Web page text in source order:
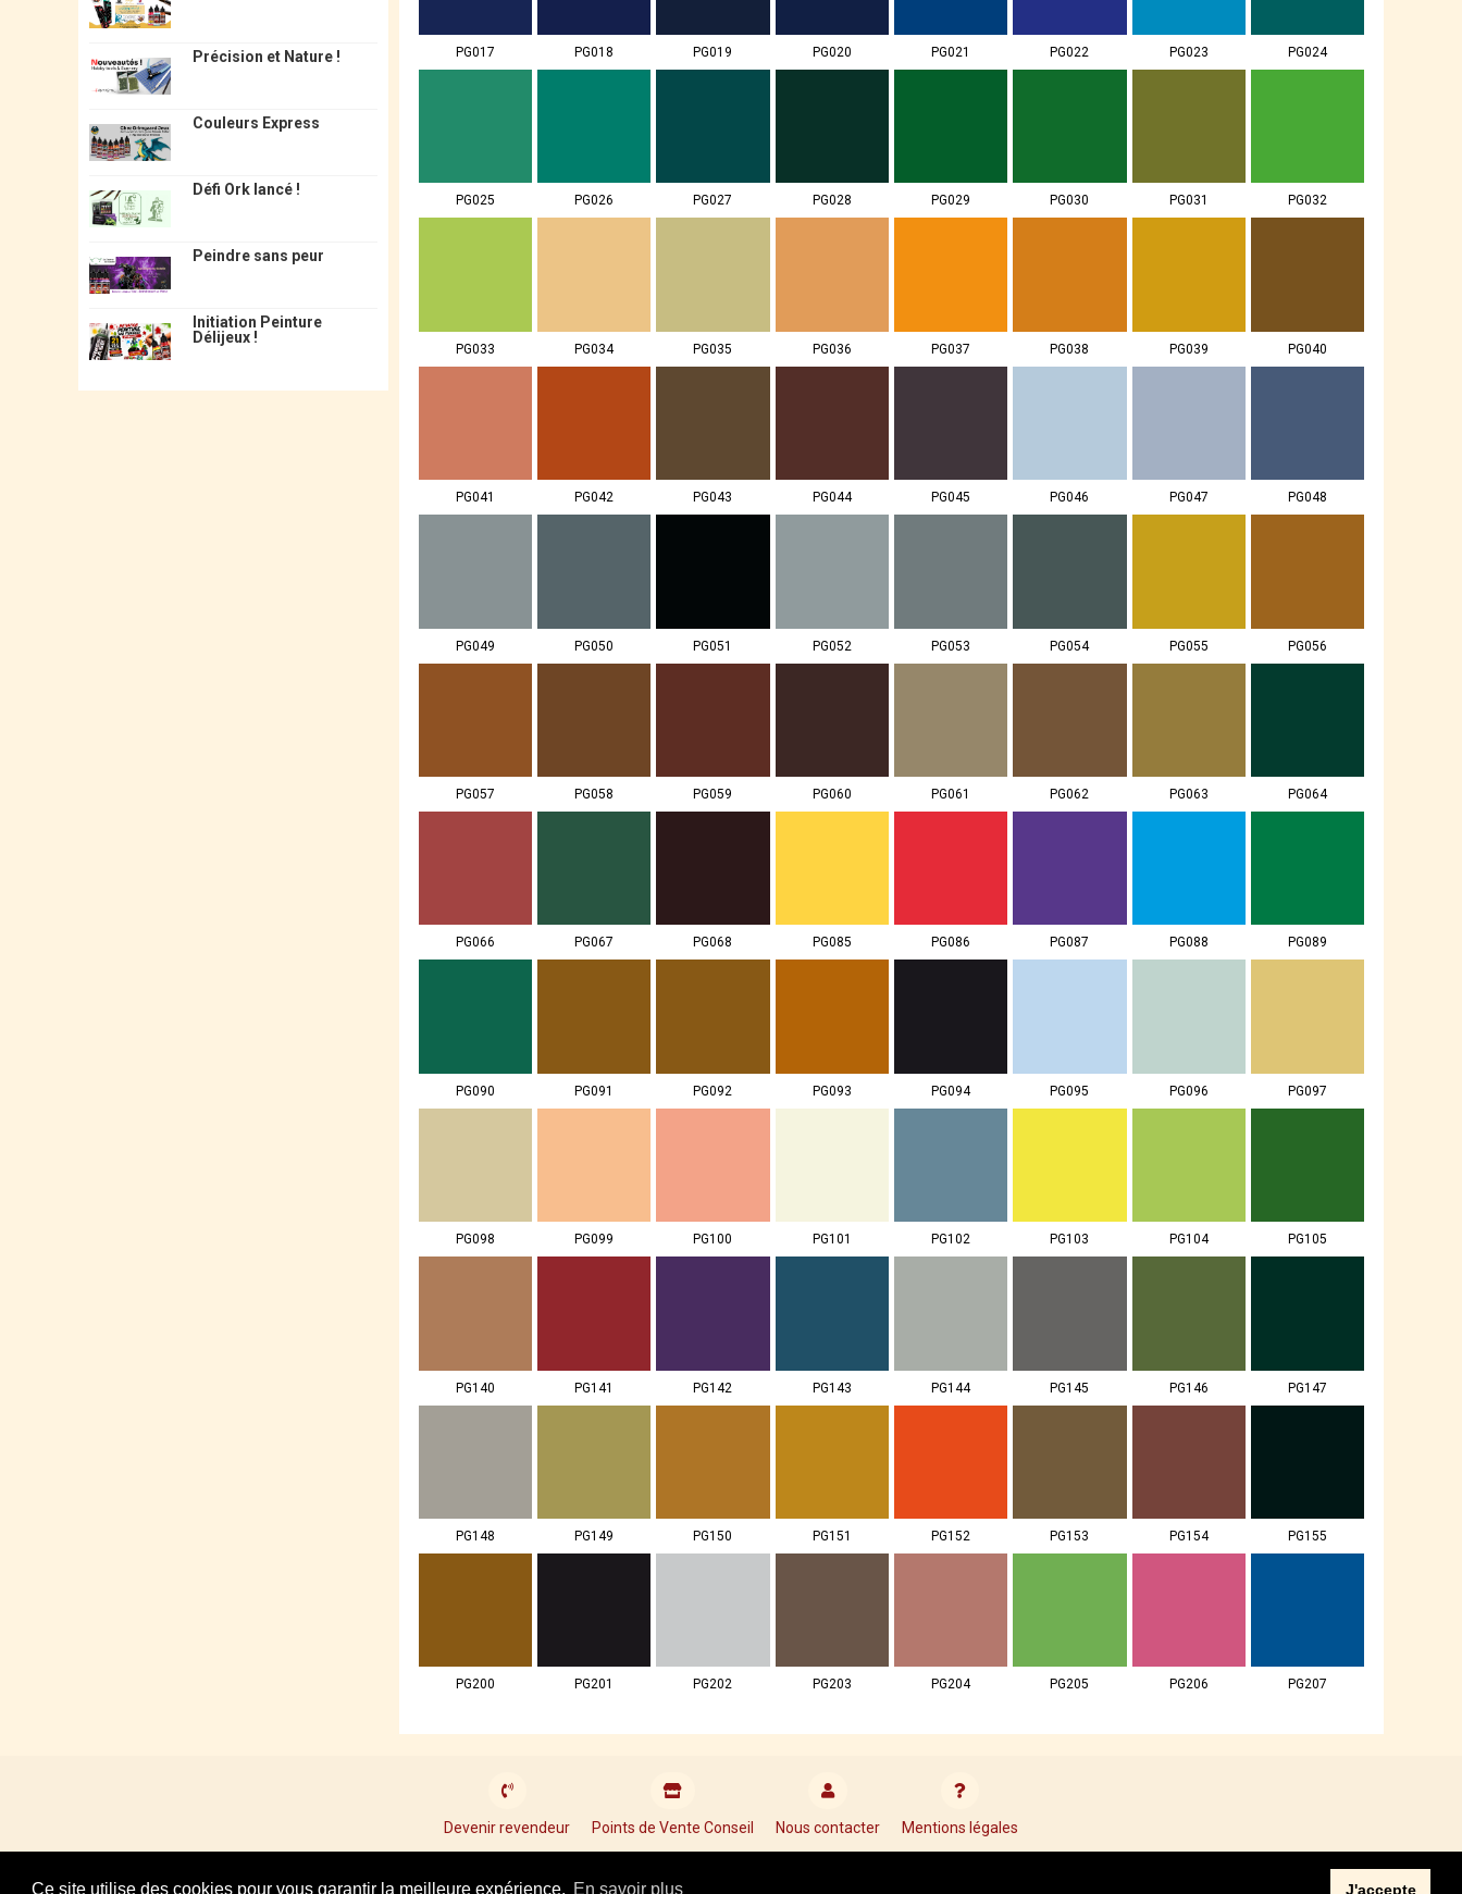
Ce site utilise des cookies pour vous garantir la meilleure expérience. En savoir plus J'accepte
Précision et Nature !
Couleurs Express
Défi Ork lancé !
Peindre sans peur
Initiation Peinture
Délijeux !
PG017 PG018 PG019 PG020 PG021 PG022 PG023 PG024
PG025 PG026 PG027 PG028 PG029 PG030 PG031 PG032
PG033 PG034 PG035 PG036 PG037 PG038 PG039 PG040
PG041 PG042 PG043 PG044 PG045 PG046 PG047 PG048
PG049 PG050 PG051 PG052 PG053 PG054 PG055 PG056
PG057 PG058 PG059 PG060 PG061 PG062 PG063 PG064
PG066 PG067 PG068 PG085 PG086 PG087 PG088 PG089
PG090 PG091 PG092 PG093 PG094 PG095 PG096 PG097
PG098 PG099 PG100 PG101 PG102 PG103 PG104 PG105
PG140 PG141 PG142 PG143 PG144 PG145 PG146 PG147
PG148 PG149 PG150 PG151 PG152 PG153 PG154 PG155
PG200 PG201 PG202 PG203 PG204 PG205 PG206 PG207
Devenir revendeur Points de Vente Conseil Nous contacter Mentions légales
Tel : +33 01 34 87 40 05